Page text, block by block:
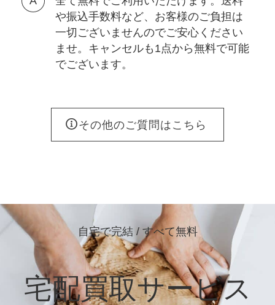
や振込手数料など、お客様のご負担は
一切ございませんのでご安心ください
ませ。キャンセルも1点から無料で可能
でございます。
その他のご質問はこちら
自宅で完結 / すべて無料
宅配買取サービス